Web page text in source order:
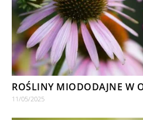
ROŚLINY MIODODAJNE W
11/05/2025